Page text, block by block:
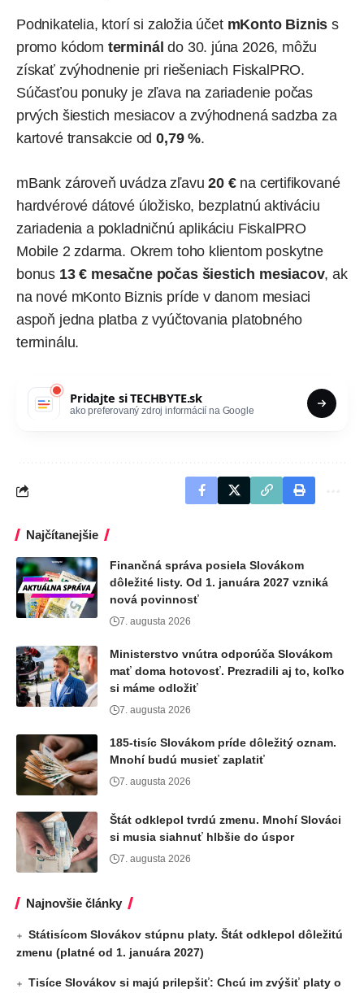
Podnikatelia, ktorí si založia účet mKonto Biznis s
promo kódom terminál do 30. júna 2026, môžu
získať zvýhodnenie pri riešeniach FiskalPRO.
Súčasťou ponuky je zľava na zariadenie počas
prvých šiestich mesiacov a zvýhodnená sadzba za
kartové transakcie od0,79 %.
mBank zároveň uvádza zľavu20 €na certifikované
hardvérové dátové úložisko, bezplatnú aktiváciu
zariadenia a pokladničnú aplikáciu FiskalPRO
Mobile 2 zdarma. Okrem toho klientom poskytne
bonus 13 € mesačne počas šiestich mesiacov, ak
na nové mKonto Biznis príde v danom mesiaci
aspoň jedna platba z vyúčtovania platobného
terminálu.
Pridajte siTECHBYTE.sk
ako preferovaný zdroj informácií na Google
Najčítanejšie
Finančná správa posiela Slovákom
dôležité listy. Od 1. januára 2027 vzniká
nová povinnosť
7. augusta 2026
Ministerstvo vnútra odporúča Slovákom
mať doma hotovosť. Prezradili aj to, koľko
si máme odložiť
7. augusta 2026
185-tisíc Slovákom príde dôležitý oznam.
Mnohí budú musieť zaplatiť
7. augusta 2026
Štát odklepol tvrdú zmenu. Mnohí Slováci
si musia siahnuť hlbšie do úspor
7. augusta 2026
Najnovšie články
Státisícom Slovákov stúpnu platy. Štát odklepol dôležitú
zmenu (platné od 1. januára 2027)
Tisíce Slovákov si majú prilepšiť: Chcú im zvýšiť platy o